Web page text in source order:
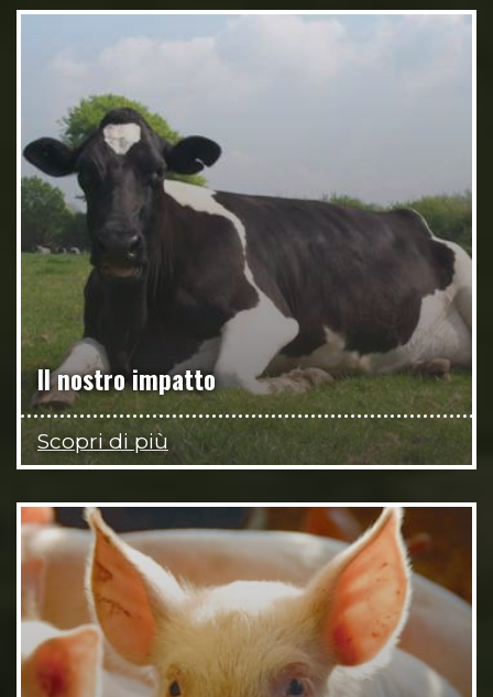
Il nostro impatto
Scopri di più